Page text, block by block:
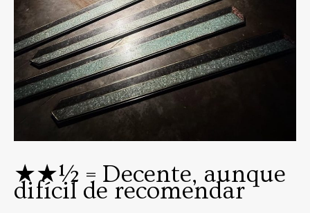
★★½ = Decente, aunque
difícil de recomendar